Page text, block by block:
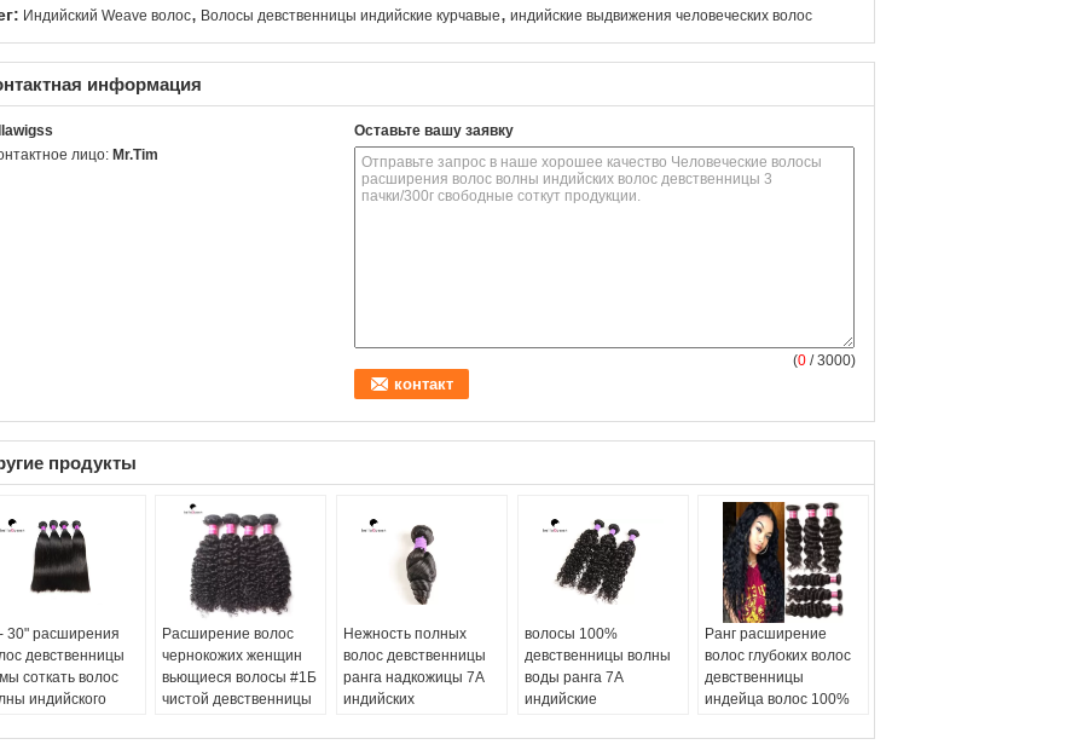
Индийский Weave волос, Волосы девственницы индийские курчавые, индийские выдвижения человеческих волос
информация
лицо: Mr.Tim
Оставьте вашу заявку
(0 / 3000)
продукты
30" расширения
девственницы
соткать волос
индийского
95-100г
Расширение волос
чернокожих женщин
вьющиеся волосы #1Б
чистой девственницы
индийское
Нежность полных
волос девственницы
ранга надкожицы 7А
индийских
отсутствие путать для
волосы 100%
девственницы волны
воды ранга 7А
индийские
линять, запутывают
Ранг расширение
волос глубоких волос
девственницы
индейца волос 100%
Уньпросессед